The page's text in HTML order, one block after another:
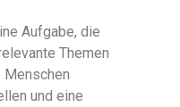
Aufgabe, die
Themen
und eine